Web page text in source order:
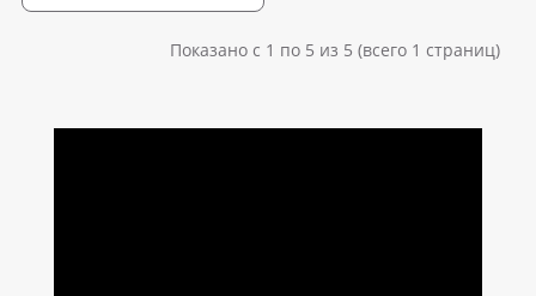
Показано с 1 по 5 из 5 (всего 1 страниц)